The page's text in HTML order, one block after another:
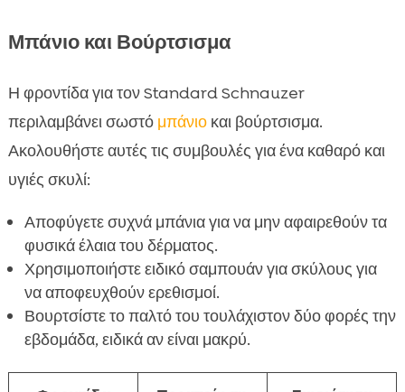
Μπάνιο και Βούρτσισμα
Η φροντίδα για τον Standard Schnauzer
περιλαμβάνει σωστό μπάνιοκαι βούρτσισμα.
Ακολουθήστε αυτές τις συμβουλές για ένα καθαρό και
υγιές σκυλί:
Αποφύγετε συχνά μπάνια για να μην αφαιρεθούν τα
φυσικά έλαια του δέρματος.
Χρησιμοποιήστε ειδικό σαμπουάν για σκύλους για
να αποφευχθούν ερεθισμοί.
Βουρτσίστε το παλτό του τουλάχιστον δύο φορές την
εβδομάδα, ειδικά αν είναι μακρύ.